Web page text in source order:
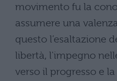
movimento fu la
assumere una
questo l’esaltazione
libertà, l'impegno
verso il progresso e